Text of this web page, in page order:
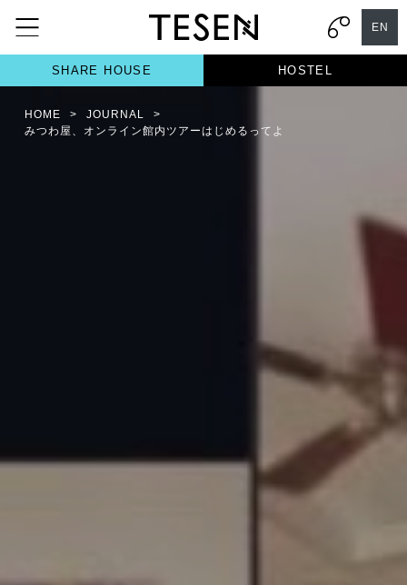
EN
SHARE HOUSE HOSTEL
HOME > JOURNAL
>
みつわ屋、オンライン館内ツアーはじめるってよ